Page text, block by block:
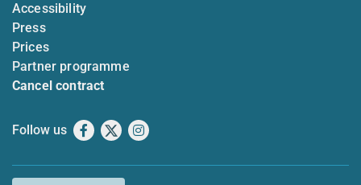
Accessibility
Press
Prices
Partner programme
Cancel contract
Follow us Facebook
X Instagram